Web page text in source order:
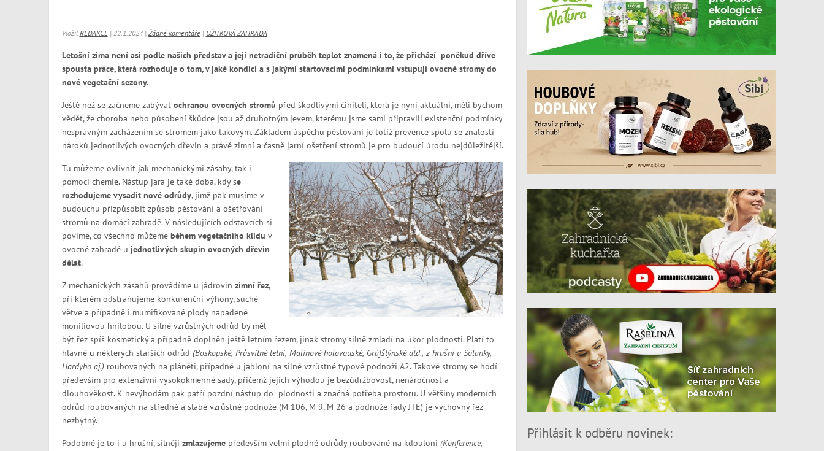
Vložil REDAKCE| 22.1.2024 | Žádné komentáře| UŽITKOVÁ ZAHRADA
Letošní zima není asi podle našich představ a její netradiční průběh teplot znamená i to, že přichází poněkud dříve
spousta práce, která rozhoduje o tom, v jaké kondici a s jakými startovacími podmínkami vstupují ovocné stromy do
nové vegetační sezony.
Ještě než se začneme zabývat ochranou ovocných stromů před škodlivými činiteli, která je nyní aktuální, měli bychom
vědět, že choroba nebo působení škůdce jsou až druhotným jevem, kterému jsme sami připravili existenční podmínky
nesprávným zacházením se stromem jako takovým. Základem úspěchu pěstování je totiž prevence spolu se znalostí
nároků jednotlivých ovocných dřevin a právě zimní a časně jarní ošetření stromů je pro budoucí úrodu nejdůležitější.
Tu můžeme ovlivnit jak mechanickými zásahy, tak i
pomocí chemie. Nástup jara je také doba, kdy se
rozhodujeme vysadit nové odrůdy, jimž pak musíme v
budoucnu přizpůsobit způsob pěstování a ošetřování
stromů na domácí zahradě. V následujících odstavcích si
povíme, co všechno můžemeběhem vegetačního klidu v
ovocné zahradě u jednotlivých skupin ovocných dřevin
dělat.
Z mechanických zásahů provádíme u jádrovin zimní řez,
při kterém odstraňujeme konkurenční výhony, suché
větve a případně i mumifikované plody napadené
moniliovou hnilobou. U silně vzrůstných odrůd by měl
být řez spíš kosmetický a případně doplněn ještě letním řezem, jinak stromy silně zmladí na úkor plodnosti. Platí to
hlavně u některých starších odrůd (Boskopské, Průsvitné letní, Malinové holovouské, Gráfštýnské atd., z hrušní u Solanky,
Hardyho aj.) roubovaných na pláněti, případně u jabloní na silně vzrůstné typové podnoži A2. Takové stromy se hodí
především pro extenzivní vysokokmenné sady, přičemž jejich výhodou je bezúdržbovost, nenáročnost a
dlouhověkost. K nevýhodám pak patří pozdní nástup do plodnosti a značná potřeba prostoru. U většiny moderních
odrůd roubovaných na středně a slabě vzrůstné podnože (M 106, M 9, M 26 a podnože řady JTE) je výchovný řez
nezbytný.
Podobné je to i u hrušní, silněji zmlazujemepředevším velmi plodné odrůdy roubované na kdouloni (Konference,
Přihlásit k odběru novinek: